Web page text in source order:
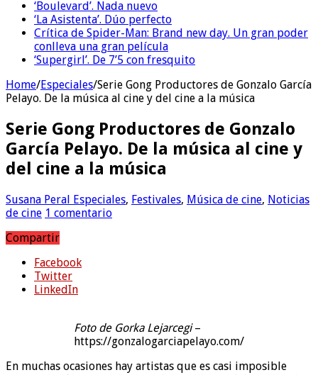
‘Boulevard’. Nada nuevo
‘La Asistenta’. Dúo perfecto
Crítica de Spider-Man: Brand new day. Un gran poder
conlleva una gran película
‘Supergirl’. De 7’5 con fresquito
Home/Especiales/Serie Gong Productores de Gonzalo García
Pelayo. De la música al cine y del cine a la música
Serie Gong Productores de Gonzalo
García Pelayo. De la música al cine y
del cine a la música
Susana Peral Especiales, Festivales, Música de cine, Noticias
de cine 1 comentario
Compartir
Facebook
Twitter
LinkedIn
Foto de Gorka Lejarcegi–
https://gonzalogarciapelayo.com/
En muchas ocasiones hay artistas que es casi imposible